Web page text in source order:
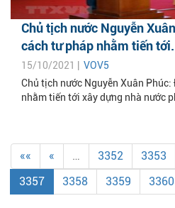
Chủ tịch nước Nguyễn
cách tư pháp nhằm tiến
15/10/2021 | VOV5
Chủ tịch nước Nguyễn Xuân
nhằm tiến tới xây dựng nhà nước
«« « … 3352 3353
3357
3358 3359 3360